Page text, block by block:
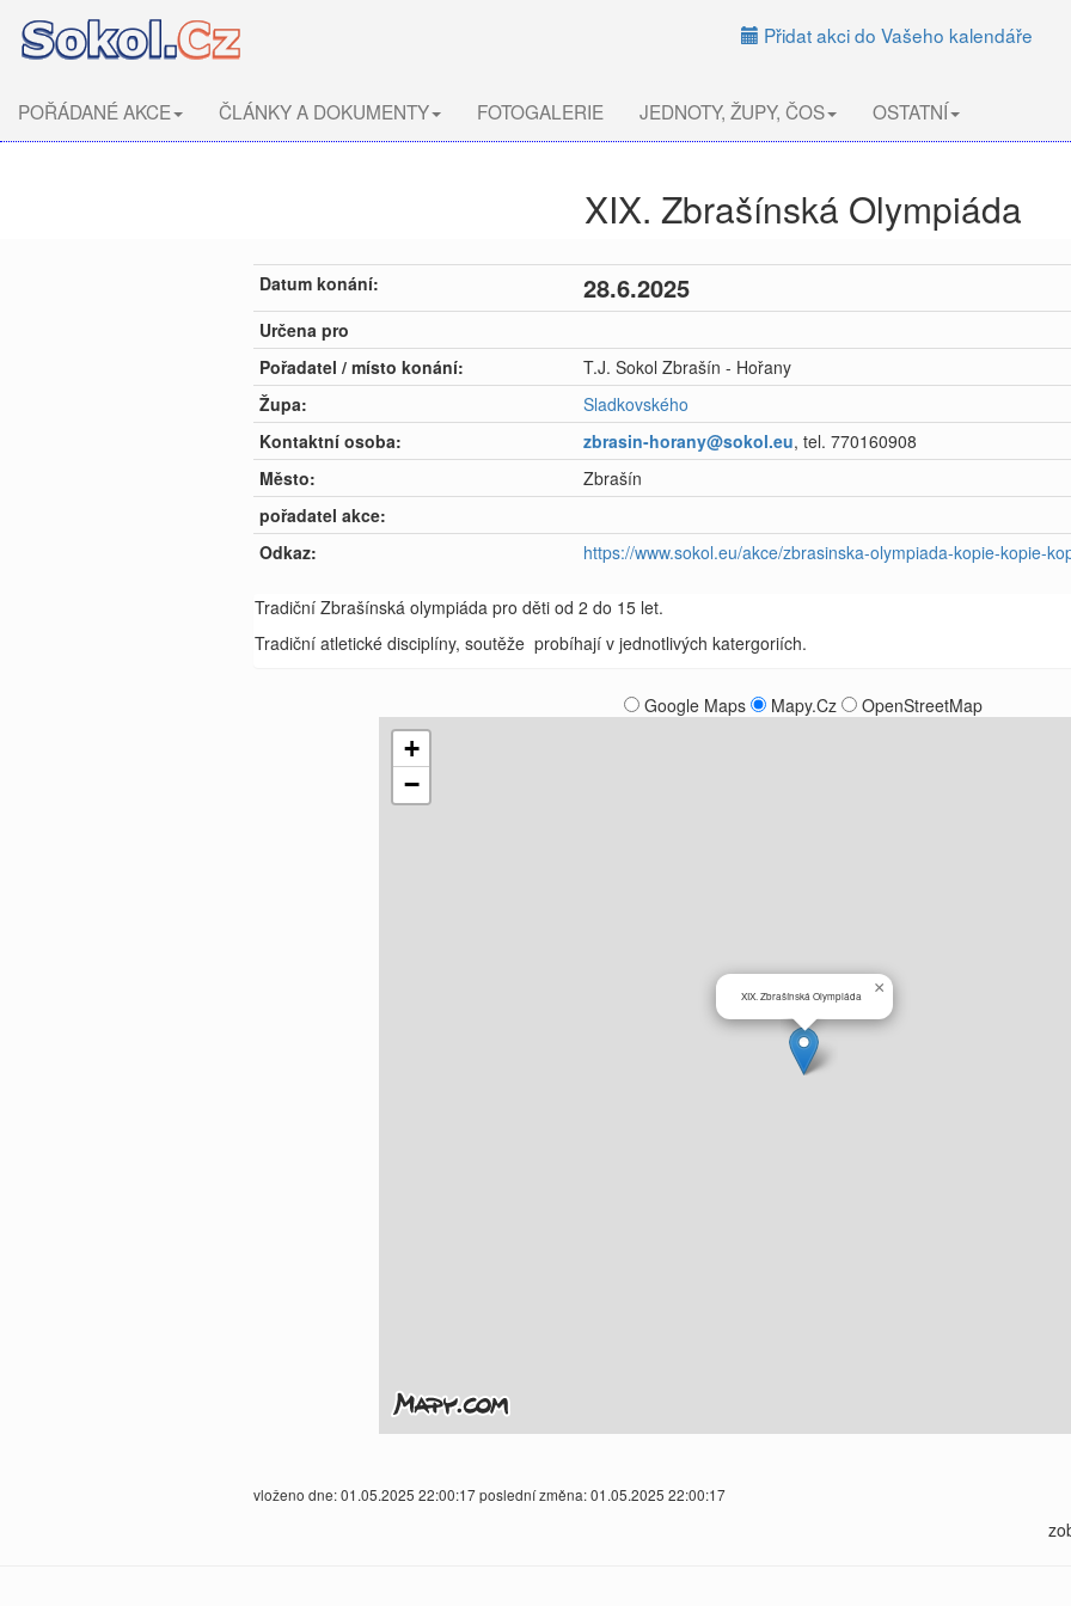
Přidat akci do Vašeho kalendáře
POŘÁDANÉ AKCE ČLÁNKY A DOKUMENTY FOTOGALERIE JEDNOTY, ŽUPY, ČOS OSTATNÍ
XIX. Zbrašínská Olympiáda
Datum konání: 28.6.2025
Určena pro
Pořadatel / místo konání:
T.J. Sokol Zbrašín - Hořany
Župa:
Sladkovského
Kontaktní osoba:
zbrasin-horany@sokol.eu, tel. 770160908
Město:
Zbrašín
pořadatel akce:
Odkaz:
https://www.sokol.eu/akce/zbrasinska-olympiada-kopie-kopie-
Tradiční Zbrašínská olympiáda pro děti od 2 do 15 let.
Tradiční atletické disciplíny, soutěže probíhají v jednotlivých katergoriích.
Google Maps Mapy.Cz OpenStreetMap
XIX. Zbrašínská Olympiáda ×
+
−
vloženo dne: 01.05.2025 22:00:17 poslední změna: 01.05.2025 22:00:17